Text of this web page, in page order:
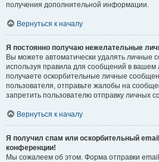
получения дополнительной информации.
Вернуться к началу
Я постоянно получаю нежелательные
Вы можете автоматически удалять личные
используя правила для сообщений в вашем
получаете оскорбительные личные
пользователя, отправьте жалобы на
запретить пользователю отправку личных
Вернуться к началу
Я получил спам или оскорбительный email
конференции!
Мы сожалеем об этом. Форма отправки